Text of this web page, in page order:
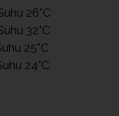
26°C
32°C
25°C
24°C